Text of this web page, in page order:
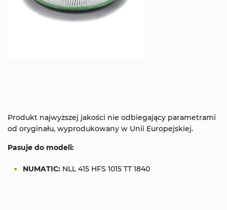
Produkt najwyższej jakości nie odbiegający parametrami
od oryginału, wyprodukowany w Unii Europejskiej.
Pasuje do modeli:
NUMATIC: NLL 415 HFS 1015 TT 1840